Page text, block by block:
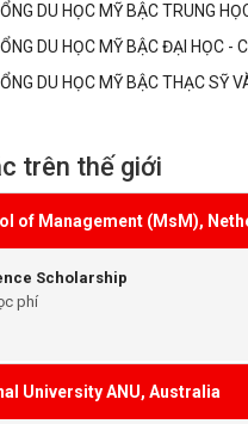
DU HỌC MỸ BẬC TRUNG
DU HỌC MỸ BẬC ĐẠI HỌC -
DU HỌC MỸ BẬC THẠC SỸ
trên thế giới
of Management (MsM),
Scholarship
phí
University ANU, Australia